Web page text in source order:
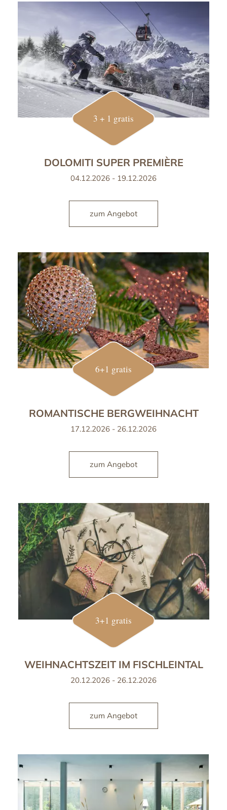
3 + 1 gratis
DOLOMITI SUPER PREMIÈRE
04.12.2026 - 19.12.2026
zum Angebot
6+1 gratis
ROMANTISCHE BERGWEIHNACHT
17.12.2026 - 26.12.2026
zum Angebot
3+1 gratis
WEIHNACHTSZEIT IM FISCHLEINTAL
20.12.2026 - 26.12.2026
zum Angebot